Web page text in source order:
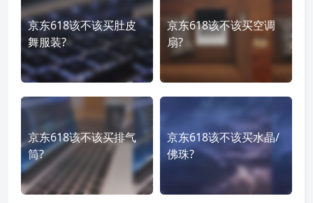
京东618该不该买肚皮
舞服装?
京东618该不该买空调
扇?
京东618该不该买排气
筒?
京东618该不该买水晶/
佛珠?